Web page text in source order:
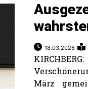
18.03.2026
März